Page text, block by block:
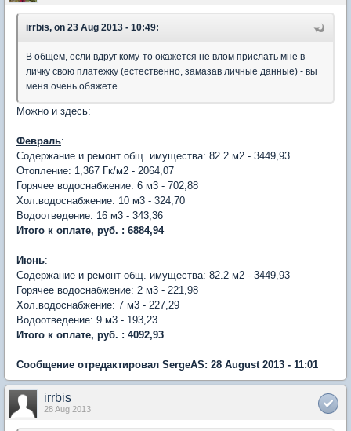
irrbis, on 23 Aug 2013 - 10:49:
В общем, если вдруг кому-то окажется не влом прислать мне в
личку свою платежку (естественно, замазав личные данные) - вы
меня очень обяжете
Можно и здесь:
Февраль:
Содержание и ремонт общ. имущества: 82.2 м2 - 3449,93
Отопление: 1,367 Гк/м2 - 2064,07
Горячее водоснабжение: 6 м3 - 702,88
Хол.водоснабжение: 10 м3 - 324,70
Водоотведение: 16 м3 - 343,36
Итого к оплате, руб. : 6884,94
Июнь:
Содержание и ремонт общ. имущества: 82.2 м2 - 3449,93
Горячее водоснабжение: 2 м3 - 221,98
Хол.водоснабжение: 7 м3 - 227,29
Водоотведение: 9 м3 - 193,23
Итого к оплате, руб. : 4092,93
Сообщение отредактировал SergeAS: 28 August 2013 - 11:01
irrbis
28 Aug 2013